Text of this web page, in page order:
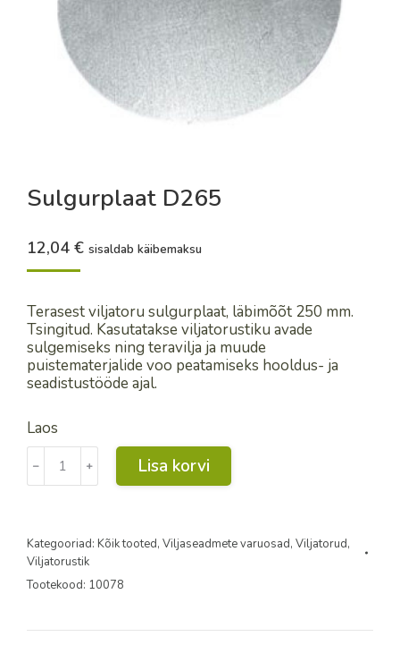
Sulgurplaat D265
12,04 € sisaldab käibemaksu
Terasest viljatoru sulgurplaat, läbimõõt 250 mm.
Tsingitud. Kasutatakse viljatorustiku avade
sulgemiseks ning teravilja ja muude
puistematerjalide voo peatamiseks hooldus- ja
seadistustööde ajal.
Laos
Sulgurplaat
D265
kogus
﹣ ﹢ Lisa korvi
Kategooriad: Kõik tooted, Viljaseadmete varuosad, Viljatorud,
Viljatorustik
Tootekood: 10078